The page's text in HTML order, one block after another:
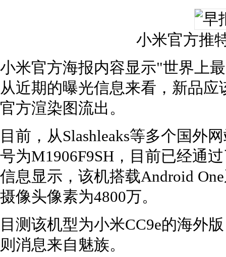
小米官方推
小米官方海报内容显示"世界上
从近期的曝光信息来看，新品
官方渲染图流出。
目前，从Slashleaks等多个国外
号为M1906F9SH，目前已经通
信息显示，该机搭载Android
摄像头像素为4800万。
目测该机型为小米CC9e的海外
则消息来自魅族。